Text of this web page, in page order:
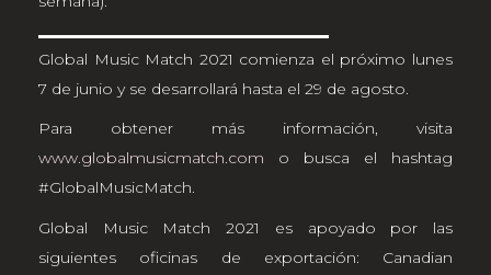
Global Music Match 2021 comienza el próximo lunes
7 de junio y se desarrollará hasta el 29 de agosto.
Para obtener más información, visita
www.globalmusicmatch.com o busca el hashtag
#GlobalMusicMatch.
Global Music Match 2021 es apoyado por las
siguientes oficinas de exportación: Canadian